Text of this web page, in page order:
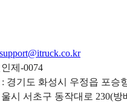
support@itruck.co.kr
제-0074
경기도 화성시 우정읍 포승
시 서초구 동작대로 230(방